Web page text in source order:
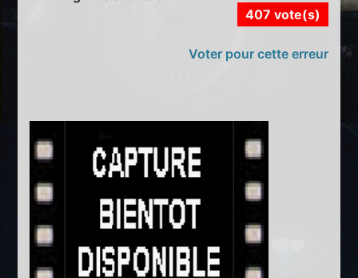
407 vote(s)
Voter pour cette erreur